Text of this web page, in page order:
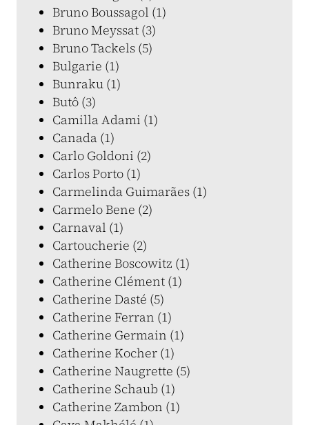
Bruno Boussagol (1)
Bruno Meyssat (3)
Bruno Tackels (5)
Bulgarie (1)
Bunraku (1)
Butô (3)
Camilla Adami (1)
Canada (1)
Carlo Goldoni (2)
Carlos Porto (1)
Carmelinda Guimarães (1)
Carmelo Bene (2)
Carnaval (1)
Cartoucherie (2)
Catherine Boscowitz (1)
Catherine Clément (1)
Catherine Dasté (5)
Catherine Ferran (1)
Catherine Germain (1)
Catherine Kocher (1)
Catherine Naugrette (5)
Catherine Schaub (1)
Catherine Zambon (1)